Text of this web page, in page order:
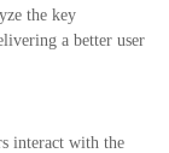
the key
a better user
interact with the